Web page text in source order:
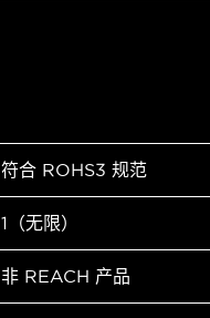
符合 ROHS3 规范
1（无限）
非 REACH 产品